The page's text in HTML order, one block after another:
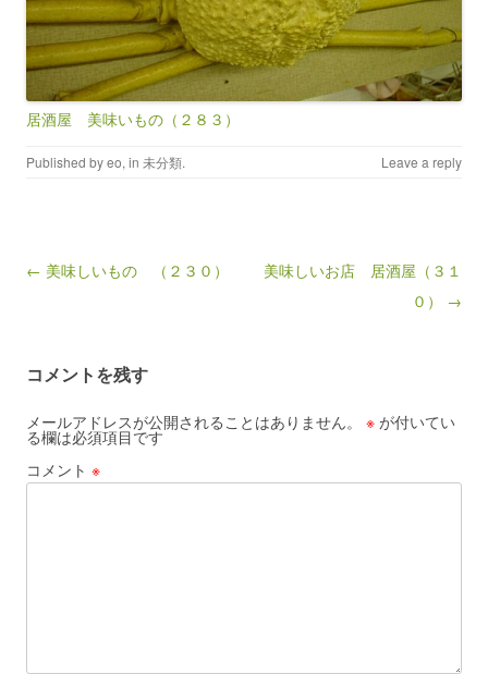
居酒屋 美味いもの（２８３）
Published byeo, in 未分類. Leave a reply
Post navigation
← 美味しいもの （２３０）
美味しいお店 居酒屋（３１
０） →
コメントを残す
メールアドレスが公開されることはありません。 ※ が付いてい
る欄は必須項目です
コメント ※